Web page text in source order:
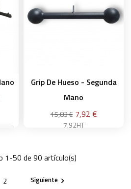
Grip De Hueso - Segunda
Mano
Precio
base
15,83 € Precio
7,92 €
7.92HT
Añadir a la cesta
1-50 de 90 artículo(s)
2 Siguiente